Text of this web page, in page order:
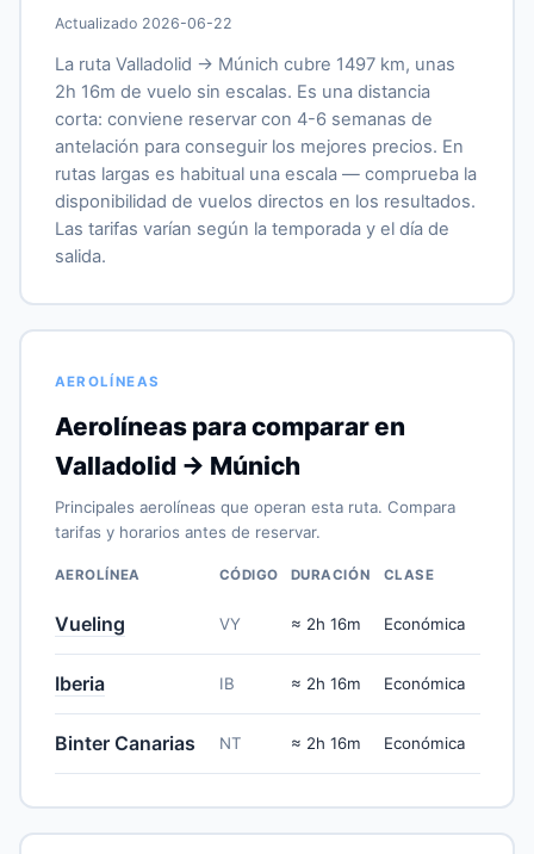
Actualizado 2026-06-22
La ruta Valladolid → Múnich cubre 1497 km, unas
2h 16m de vuelo sin escalas. Es una distancia
corta: conviene reservar con 4-6 semanas de
antelación para conseguir los mejores precios. En
rutas largas es habitual una escala — comprueba la
disponibilidad de vuelos directos en los resultados.
Las tarifas varían según la temporada y el día de
salida.
AEROLÍNEAS
Aerolíneas para comparar en
Valladolid → Múnich
Principales aerolíneas que operan esta ruta. Compara
tarifas y horarios antes de reservar.
AEROLÍNEA CÓDIGO DURACIÓN CLASE
Vueling VY ≈ 2h 16m Económica
Iberia IB ≈ 2h 16m Económica
Binter Canarias NT ≈ 2h 16m Económica